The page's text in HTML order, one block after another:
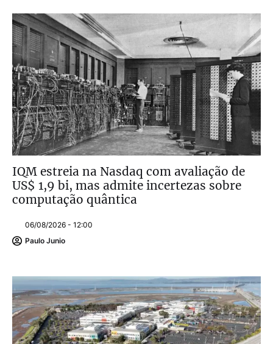
IQM estreia na Nasdaq com avaliação de
US$ 1,9 bi, mas admite incertezas sobre
computação quântica
06/08/2026 - 12:00
Paulo Junio